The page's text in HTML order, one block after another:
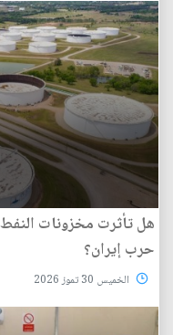
هل تأثرت مخزونات النفط
حرب إيران؟
الخميس 30 تموز 2026